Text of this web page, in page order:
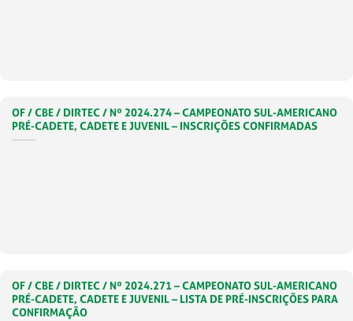
OF / CBE / DIRTEC / Nº 2024.274 – CAMPEONATO SUL-AMERICANO
PRÉ-CADETE, CADETE E JUVENIL – INSCRIÇÕES CONFIRMADAS
OF / CBE / DIRTEC / Nº 2024.271 – CAMPEONATO SUL-AMERICANO
PRÉ-CADETE, CADETE E JUVENIL – LISTA DE PRÉ-INSCRIÇÕES PARA
CONFIRMAÇÃO